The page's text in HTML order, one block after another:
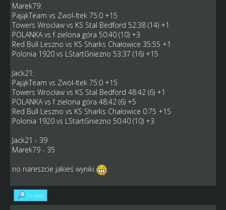
Marek79:
PająkTeam vs Zwol-Itek 75:0 +15
Towers Wrocław vs KS Stal Bedford 52:38 (14) +1
POLANKA vs f zielona góra 50:40 (10) +3
Red Bull Leszno vs KS Sharks Chałowice 35:55 +1
Polonia 1920 vs LStartGniezno 53:37 (16) +15
Jack21:
PająkTeam vs Zwol-Itek 75:0 +15
Towers Wrocław vs KS Stal Bedford 48:42 (6) +1
POLANKA vs f zielona góra 48:42 (6) +5
Red Bull Leszno vs KS Sharks Chałowice 0:75 +15
Polonia 1920 vs LStartGniezno 50:40 (10) +3
Jack21 - 39
Marek79 - 35
no nareszcie jakieś wyniki
Szukaj